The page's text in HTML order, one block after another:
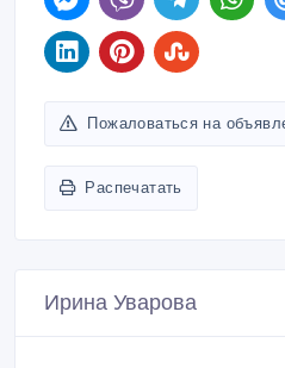
Пожаловаться на
Распечатать
Ирина Уварова